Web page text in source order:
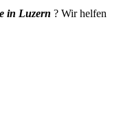
in Luzern ? Wir helfen